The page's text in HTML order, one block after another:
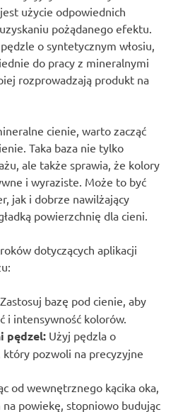
użycie odpowiednich
pożądanego efektu.
o syntetycznym włosiu,
do pracy z mineralnymi
rozprowadzają produkt na
cienie, warto zacząć
Taka baza nie tylko
ale także sprawia, że kolory
i wyraziste. Może to być
jak i dobrze nawilżający
powierzchnię dla cieni.
dotyczących aplikacji
Zastosuj bazę pod cienie, aby
i intensywność kolorów.
pędzel: Użyj pędzla o
który pozwoli na precyzyjne
od wewnętrznego kącika oka,
powiekę, stopniowo budując